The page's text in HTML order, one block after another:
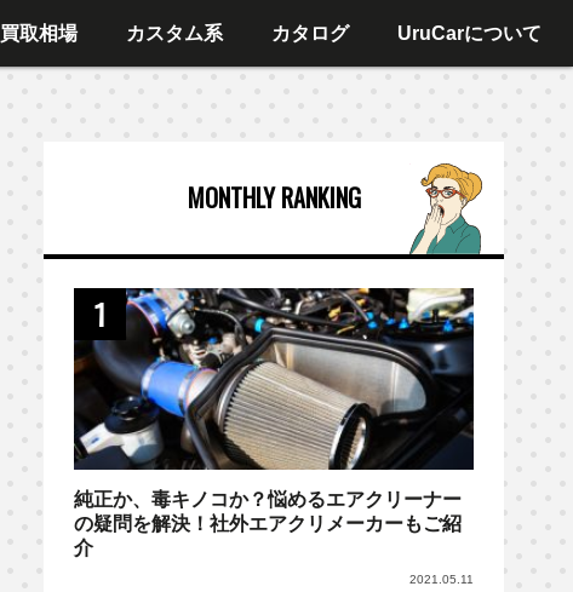
買取相場 カスタム系 カタログ UruCarについて
MONTHLY RANKING
純正か、毒キノコか？悩めるエアクリーナー
の疑問を解決！社外エアクリメーカーもご紹
介
2021.05.11